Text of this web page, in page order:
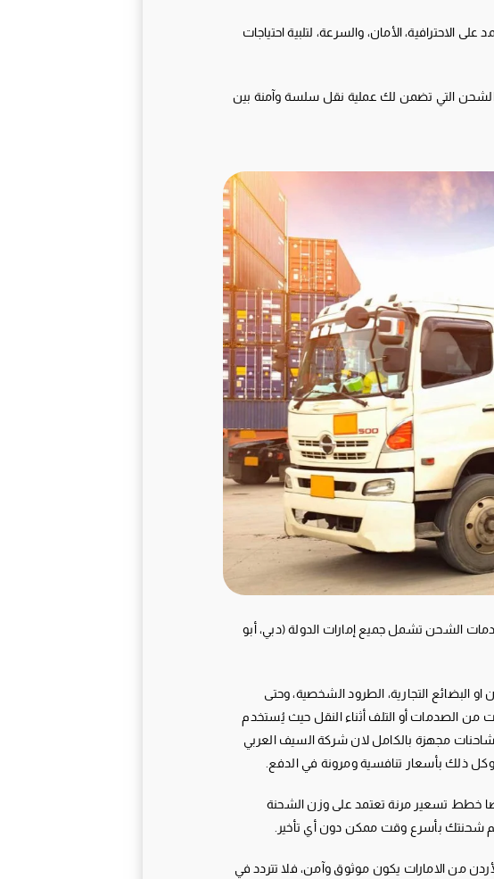
الأمان، والسرعة، لتلبية احتياجات
الشحن التي تضمن لك عملية نقل سلسة وآمنة بين
الشحن تشمل جميع إمارات الدولة (دبي، أبو
التجارية، الطرود الشخصية، وحتى
من الصدمات أو التلف أثناء النقل حيث يُستخدم
مجهزة بالكامل لان شركة السيف العربي
وكل ذلك بأسعار تنافسية ومرونة في الدفع.
خطط تسعير مرنة تعتمد على وزن الشحنة
شحنتك بأسرع وقت ممكن دون أي تأخير.
من الامارات يكون موثوق وآمن، فلا تتردد في